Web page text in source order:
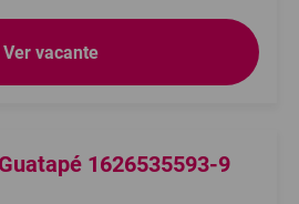
Ver vacante
1626535593-9